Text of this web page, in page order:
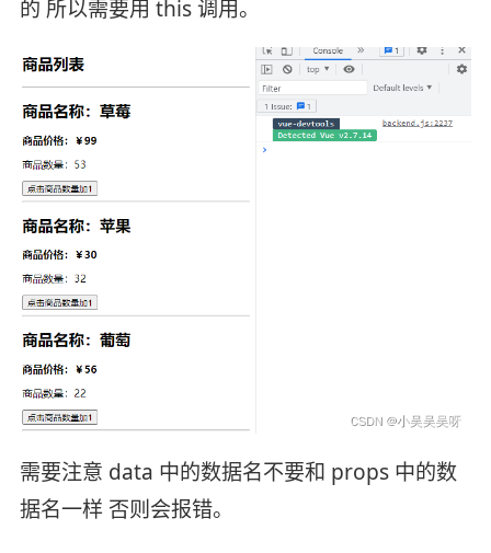
的 所以需要用 this 调用。
需要注意 data 中的数据名不要和 props 中的数
据名一样 否则会报错。